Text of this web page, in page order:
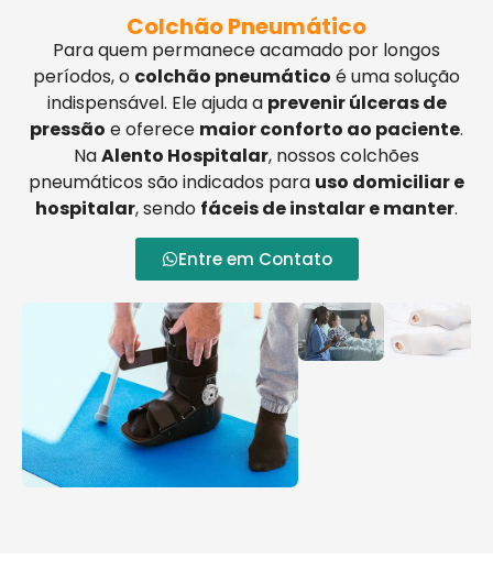
Colchão Pneumático
Para quem permanece acamado por longos
períodos, o colchão pneumático é uma solução
indispensável. Ele ajuda a prevenir úlceras de
pressão e oferece maior conforto ao paciente.
NaAlento Hospitalar, nossos colchões
pneumáticos são indicados para uso domiciliar e
hospitalar, sendo fáceis de instalar e manter.
Entre em Contato